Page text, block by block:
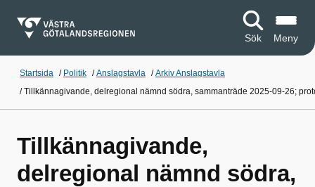
Sök Meny
Startsida / Politik /Anslagstavla /Arkiv Anslagstavla
/Tillkännagivande, delregional nämnd södra, sammanträde 2025-09-26;
Tillkännagivande,
delregional nämnd södra,